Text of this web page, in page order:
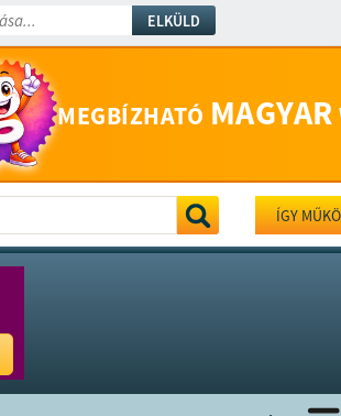
ELKÜLD
MEGBÍZHATÓ MAGYAR
ÍGY